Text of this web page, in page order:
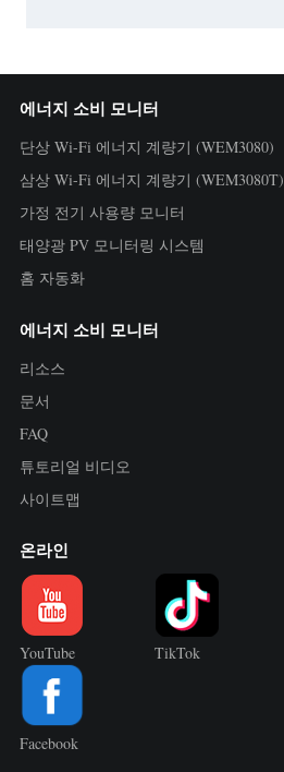
에너지 소비 모니터
단상 Wi-Fi 에너지 계량기 (WEM3080)
삼상 Wi-Fi 에너지 계량기 (WEM3080T)
가정 전기 사용량 모니터
태양광 PV 모니터링 시스템
홈 자동화
에너지 소비 모니터
리소스
문서
FAQ
튜토리얼 비디오
사이트맵
온라인
YouTube TikTok
Facebook